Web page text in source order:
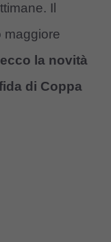
Il
maggiore
ecco la novità
di Coppa